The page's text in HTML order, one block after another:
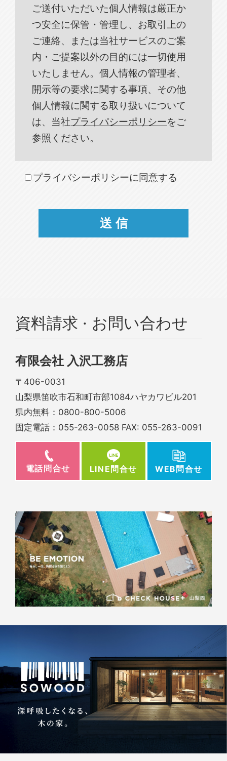
ご送付いただいた個人情報は厳正か
つ安全に保管・管理し、お取引上の
ご連絡、または当社サービスのご案
内・ご提案以外の目的には一切使用
いたしません。個人情報の管理者、
開示等の要求に関する事項、その他
個人情報に関する取り扱いについて
は、当社プライパシーポリシーをご
参照ください。
プライバシーポリシーに同意する
資料請求 · お問い合わせ
有限会社 入沢工務店
〒406-0031
山梨県笛吹市石和町市部1084ハヤカワビル201
県内無料： 0800-800-5006
固定電話： 055-263-0058 FAX: 055-263-0091
電話問合せ LINE問合せ WEB問合せ